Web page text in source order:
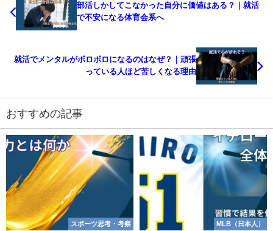
部活しかしてこなかった自分に価値はある？｜就活
で不安になる体育会系へ
就活でメンタルがボロボロになるのはなぜ？｜頑張
っている人ほど苦しくなる理由
おすすめの記事
スポーツ思考・考察 MLB（日本人）